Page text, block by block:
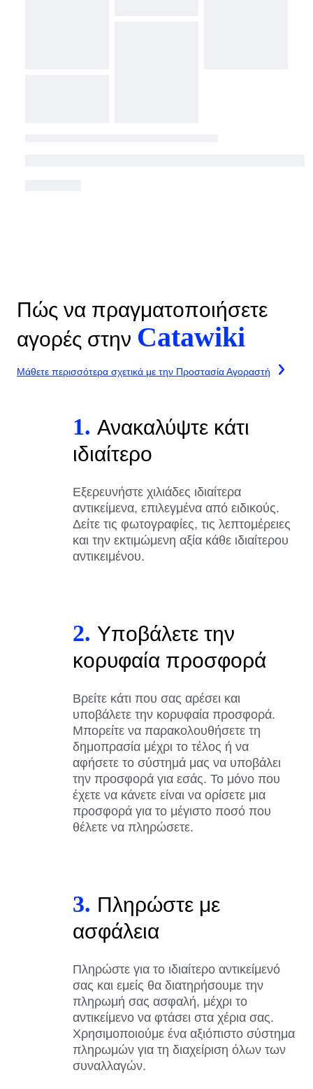
Πώς να πραγματοποιήσετε
αγορές στην Catawiki
Μάθετε περισσότερα σχετικά με την Προστασία Αγοραστή
1. Ανακαλύψτε κάτι
ιδιαίτερο
Εξερευνήστε χιλιάδες ιδιαίτερα
αντικείμενα, επιλεγμένα από ειδικούς.
Δείτε τις φωτογραφίες, τις λεπτομέρειες
και την εκτιμώμενη αξία κάθε ιδιαίτερου
αντικειμένου.
2. Υποβάλετε την
κορυφαία προσφορά
Βρείτε κάτι που σας αρέσει και
υποβάλετε την κορυφαία προσφορά.
Μπορείτε να παρακολουθήσετε τη
δημοπρασία μέχρι το τέλος ή να
αφήσετε το σύστημά μας να υποβάλει
την προσφορά για εσάς. Το μόνο που
έχετε να κάνετε είναι να ορίσετε μια
προσφορά για το μέγιστο ποσό που
θέλετε να πληρώσετε.
3. Πληρώστε με
ασφάλεια
Πληρώστε για το ιδιαίτερο αντικείμενό
σας και εμείς θα διατηρήσουμε την
πληρωμή σας ασφαλή, μέχρι το
αντικείμενο να φτάσει στα χέρια σας.
Χρησιμοποιούμε ένα αξιόπιστο σύστημα
πληρωμών για τη διαχείριση όλων των
συναλλαγών.